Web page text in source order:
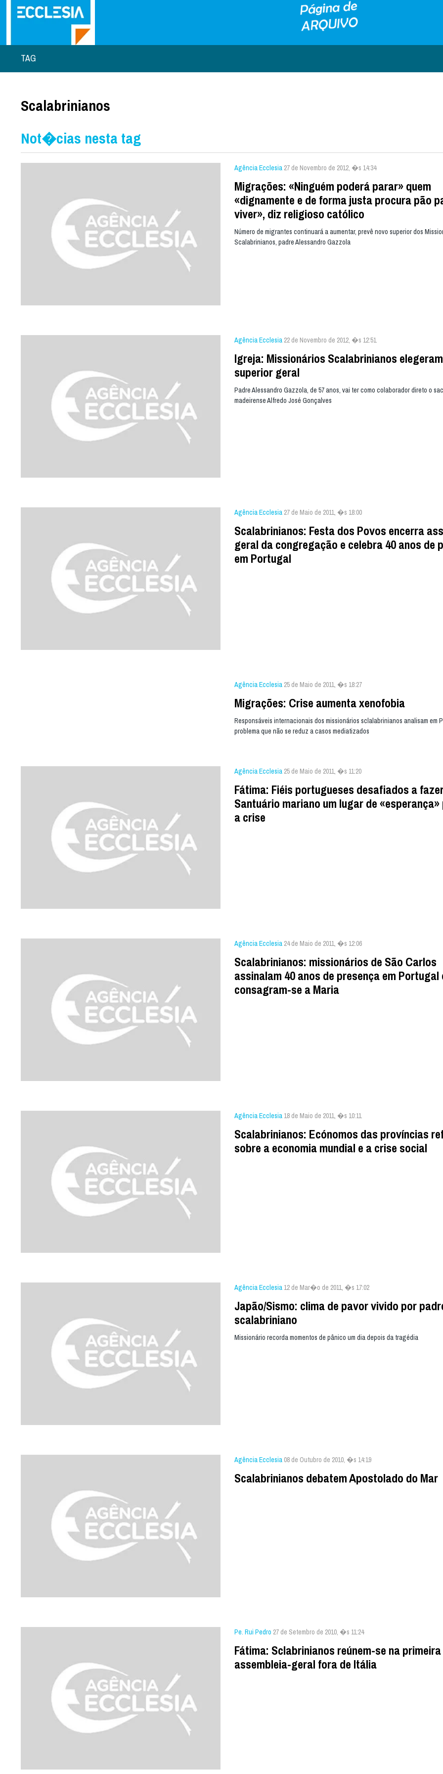
TAG
Scalabrinianos
Not�cias nesta tag
Agência Ecclesia 27 de Novembro de 2012, �s 14:34
Migrações: «Ninguém poderá parar» quem
«dignamente e de forma justa procura pão
viver», diz religioso católico
Número de migrantes continuará a aumentar, prevê novo superior dos
Scalabrinianos, padre Alessandro Gazzola
Agência Ecclesia 22 de Novembro de 2012, �s 12:51
Igreja: Missionários Scalabrinianos
superior geral
Padre Alessandro Gazzola, de 57 anos, vai ter como colaborador direto o
madeirense Alfredo José Gonçalves
Agência Ecclesia 27 de Maio de 2011, �s 18:00
Scalabrinianos: Festa dos Povos encerra
geral da congregação e celebra 40 anos de
em Portugal
Agência Ecclesia 25 de Maio de 2011, �s 18:27
Migrações: Crise aumenta xenofobia
Responsáveis internacionais dos missionários sclalabrinianos analisam em
problema que não se reduz a casos mediatizados
Agência Ecclesia 25 de Maio de 2011, �s 11:20
Fátima: Fiéis portugueses desafiados a
Santuário mariano um lugar de
a crise
Agência Ecclesia 24 de Maio de 2011, �s 12:06
Scalabrinianos: missionários de São Carlos
assinalam 40 anos de presença em Portugal
consagram-se a Maria
Agência Ecclesia 18 de Maio de 2011, �s 10:11
Scalabrinianos: Ecónomos das províncias
sobre a economia mundial e a crise social
Agência Ecclesia 12 de Mar�o de 2011, �s 17:02
Japão/Sismo: clima de pavor vivido por
scalabriniano
Missionário recorda momentos de pânico um dia depois da tragédia
Agência Ecclesia 08 de Outubro de 2010, �s 14:19
Scalabrinianos debatem Apostolado do Mar
Pe. Rui Pedro 27 de Setembro de 2010, �s 11:24
Fátima: Sclabrinianos reúnem-se na primeira
assembleia-geral fora de Itália